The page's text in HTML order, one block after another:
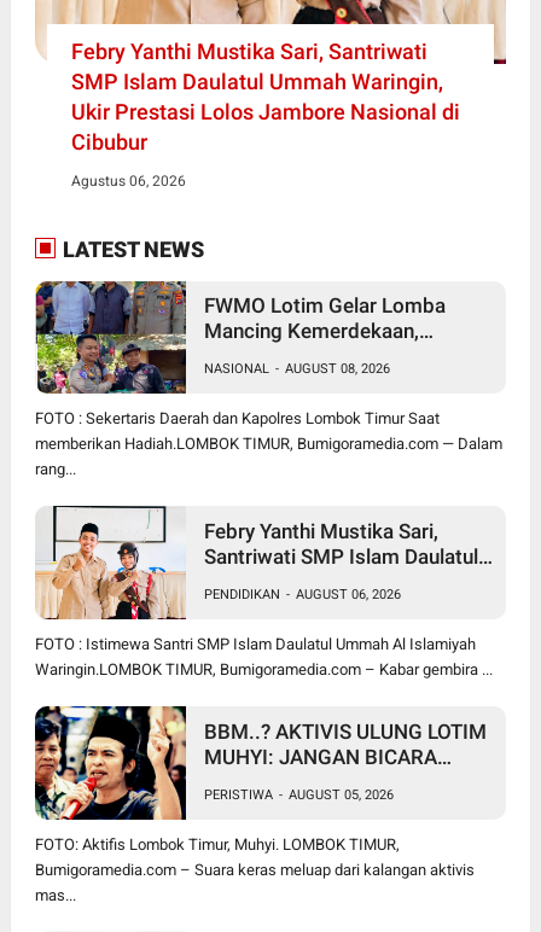
Febry Yanthi Mustika Sari, Santriwati
SMP Islam Daulatul Ummah Waringin,
Ukir Prestasi Lolos Jambore Nasional di
Cibubur
Agustus 06, 2026
LATEST NEWS
FWMO Lotim Gelar Lomba
Mancing Kemerdekaan,
Tradisi Tahunan Pererat Sinergi
Insan Pers, Polri, dan Pemda
NASIONAL - AUGUST 08, 2026
FOTO : Sekertaris Daerah dan Kapolres Lombok Timur Saat
memberikan Hadiah.LOMBOK TIMUR, Bumigoramedia.com — Dalam
rang...
Febry Yanthi Mustika Sari,
Santriwati SMP Islam Daulatul
Lolos Jambore Nasional di
Cibubur
PENDIDIKAN - AUGUST 06, 2026
FOTO : Istimewa Santri SMP Islam Daulatul Ummah Al Islamiyah
Waringin.LOMBOK TIMUR, Bumigoramedia.com – Kabar gembira ...
BBM..? AKTIVIS ULUNG LOTIM
MUHYI: JANGAN BICARA
BUPATI WAJIB CARI SOLUSI,
BUKAN SURUH RAKYAT DIAM
DI RUMAH
PERISTIWA - AUGUST 05, 2026
FOTO: Aktifis Lombok Timur, Muhyi. LOMBOK TIMUR,
Bumigoramedia.com – Suara keras meluap dari kalangan aktivis
mas...